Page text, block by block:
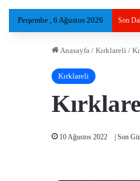
Perşembe , 6 Ağustos 2026 Son
Anasayfa / Kırklareli /
Kırklareli
10 Ağustos 2022 | Son